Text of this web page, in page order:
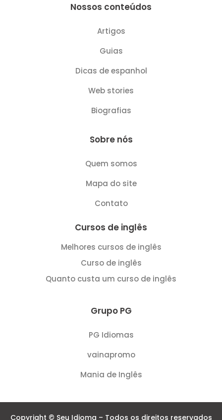
a
u
b
Nossos conteúdos
Artigos
Guias
Dicas de espanhol
Web stories
Biografias
Sobre nós
Quem somos
Mapa do site
Contato
Cursos de inglês
Melhores cursos de inglês
Curso de inglês
Quanto custa um curso de inglês
Grupo PG
PG Idiomas
vainapromo
Mania de Inglês
Copyright © Seu Idioma – Todos os direitos reservados